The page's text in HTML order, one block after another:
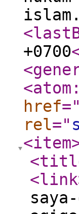
+0700
href="
rel="
<item
<link